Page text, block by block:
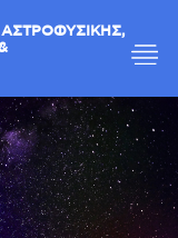
ΑΣΤΡΟΦΥΣΙΚΗΣ,
&